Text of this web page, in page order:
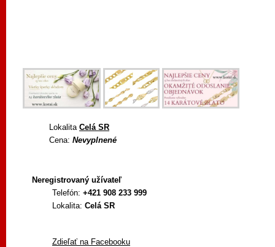
Lokalita Celá SR
Cena: Nevyplnené
Neregistrovaný užívateľ
Telefón: +421 908 233 999
Lokalita: Celá SR
Zdieľať na Facebooku